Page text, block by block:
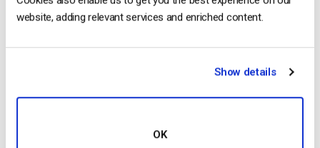
website, adding relevant services and enriched content.
Show details
OK
La codifica è un processo utilizzato per convertire i file video
RAW acquisiti da una telecamera in file digitali adatti allo